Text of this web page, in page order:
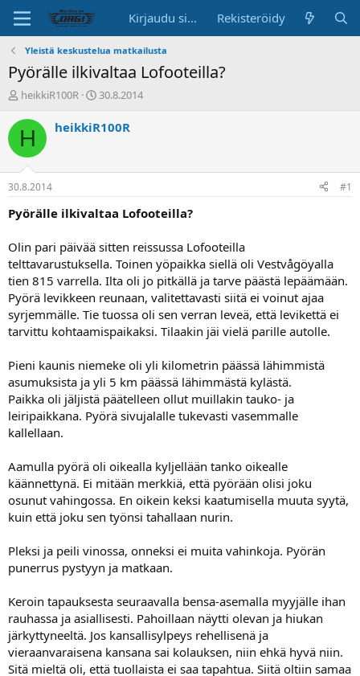
Kirjaudu sisään Rekisteröidy
Yleistä keskustelua matkailusta
Pyörälle ilkivaltaa Lofooteilla?
K
s
k
s
t
e
l
a
l
o
i
t
a
a
heikkiR100R
A
o
p
ä
ä
30.8.2014
H heikkiR100R
30.8.2014 #1
Pyörälle ilkivaltaa Lofooteilla?
Olin pari päivää sitten reissussa Lofooteilla
telttavarustuksella. Toinen yöpaikka siellä oli Vestvågöyalla
tien 815 varrella. Ilta oli jo pitkällä ja tarve päästä lepäämään.
Pyörä levikkeen reunaan, valitettavasti siitä ei voinut ajaa
syrjemmälle. Tie tuossa oli sen verran leveä, että levikettä ei
tarvittu kohtaamispaikaksi. Tilaakin jäi vielä parille autolle.
Pieni kaunis niemeke oli yli kilometrin päässä lähimmistä
asumuksista ja yli 5 km päässä lähimmästä kylästä.
Paikka oli jäljistä päätelleen ollut muillakin tauko- ja
leiripaikkana. Pyörä sivujalalle tukevasti vasemmalle
kallellaan.
Aamulla pyörä oli oikealla kyljellään tanko oikealle
käännettynä. Ei mitään merkkiä, että pyörään olisi joku
osunut vahingossa. En oikein keksi kaatumisella muuta syytä,
kuin että joku sen työnsi tahallaan nurin.
Pleksi ja peili vinossa, onneksi ei muita vahinkoja. Pyörän
punerrus pystyyn ja matkaan.
Keroin tapauksesta seuraavalla bensa-asemalla myyjälle ihan
rauhassa ja asiallisesti. Pahoillaan näytti olevan ja hiukan
järkyttyneeltä. Jos kansallisylpeys rehellisenä ja
vieraanvaraisena kansana sai kolauksen, niin ehkä hyvä niin.
Sitä mieltä oli, että tuollaista ei saa tapahtua. Siitä oltiin samaa